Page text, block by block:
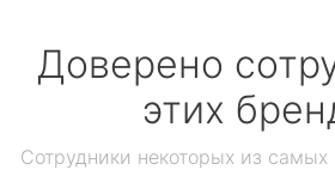
Доверено
этих
Сотрудники некоторых из самых